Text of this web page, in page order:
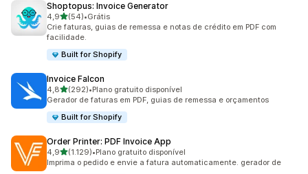
Shoptopus: Invoice Generator
4,9de 5 estrelas
(54)
54 avaliações ao todo
•Grátis
Crie faturas, guias de remessa e notas de crédito em PDF com
facilidade.
Built for Shopify
Invoice Falcon
4,8de 5 estrelas
(292)
292 avaliações ao todo
•Plano gratuito disponível
Gerador de faturas em PDF, guias de remessa e orçamentos
Built for Shopify
Order Printer: PDF Invoice App
4,9de 5 estrelas
(1.129)
1129 avaliações ao todo
•Plano gratuito disponível
Imprima o pedido e envie a fatura automaticamente. gerador de